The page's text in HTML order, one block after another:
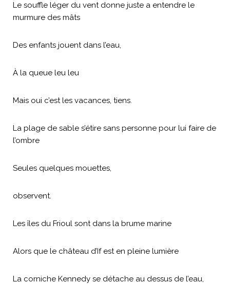
Le souffle léger du vent donne juste a entendre le
murmure des mâts
Des enfants jouent dans l’eau,
À la queue leu leu
Mais oui c’est les vacances, tiens.
La plage de sable s’étire sans personne pour lui faire de
l’ombre
Seules quelques mouettes,
observent.
Les îles du Frioul sont dans la brume marine
Alors que le château d’If est en pleine lumière
La corniche Kennedy se détache au dessus de l’eau,